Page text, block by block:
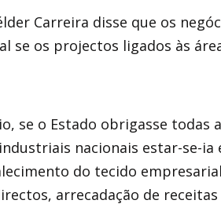
Carreira disse que os
se os projectos ligados às
se o Estado obrigasse todas
nacionais estar-se-
do tecido
arrecadação de